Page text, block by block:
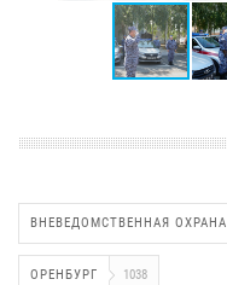
ВНЕВЕДОМСТВЕННАЯ ОХРАНА
ОРЕНБУРГ 1038